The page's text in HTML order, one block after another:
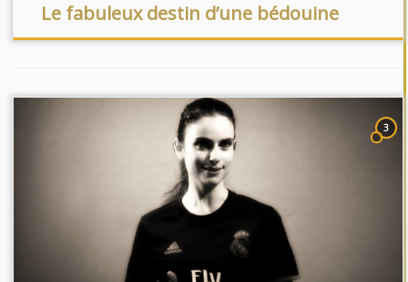
Le fabuleux destin d’une bédouine
3